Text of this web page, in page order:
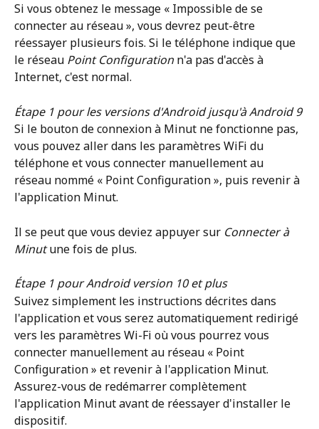
Si vous obtenez le message « Impossible de se
connecter au réseau », vous devrez peut-être
réessayer plusieurs fois. Si le téléphone indique que
le réseau Point Configuration n'a pas d'accès à
Internet, c'est normal.
Étape 1 pour les versions d'Android jusqu'à Android 9
Si le bouton de connexion à Minut ne fonctionne pas,
vous pouvez aller dans les paramètres WiFi du
téléphone et vous connecter manuellement au
réseau nommé « Point Configuration », puis revenir à
l'application Minut.
Il se peut que vous deviez appuyer sur Connecter à
Minut une fois de plus.
Étape 1 pour Android version 10 et plus
Suivez simplement les instructions décrites dans
l'application et vous serez automatiquement redirigé
vers les paramètres Wi-Fi où vous pourrez vous
connecter manuellement au réseau « Point
Configuration » et revenir à l'application Minut.
Assurez-vous de redémarrer complètement
l'application Minut avant de réessayer d'installer le
dispositif.